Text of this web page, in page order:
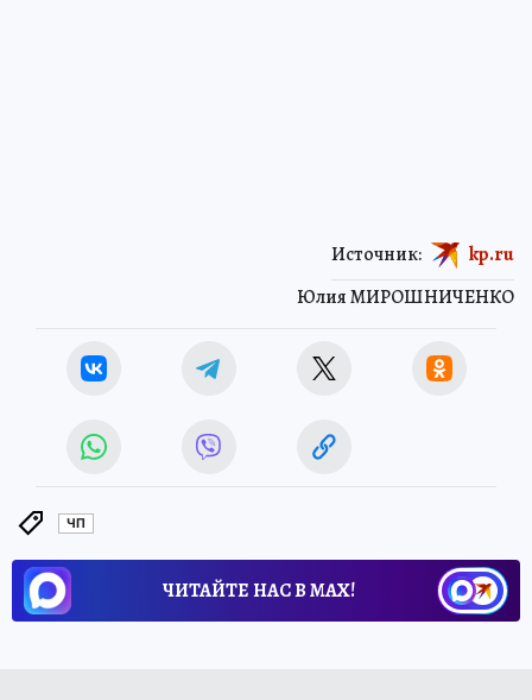
Юлия МИРОШНИЧЕНКО
Источник: kp.ru
ЧП
ЧИТАЙТЕ НАС В МАХ!